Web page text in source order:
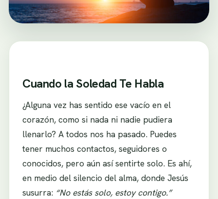
Cuando la Soledad Te Habla
¿Alguna vez has sentido ese vacío en el
corazón, como si nada ni nadie pudiera
llenarlo? A todos nos ha pasado. Puedes
tener muchos contactos, seguidores o
conocidos, pero aún así sentirte solo. Es ahí,
en medio del silencio del alma, donde Jesús
susurra: “No estás solo, estoy contigo.”